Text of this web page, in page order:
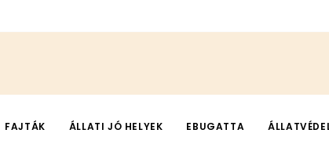
FAJTÁK ÁLLATI JÓ HELYEK EBUGATTA